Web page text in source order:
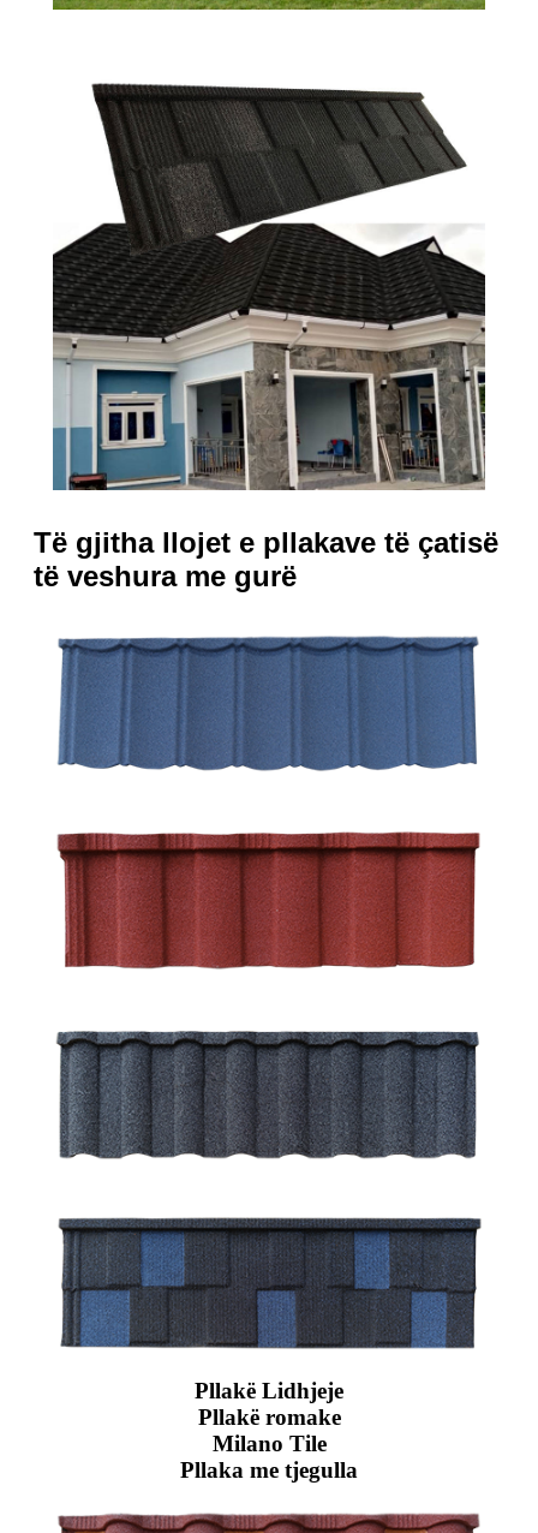
Të gjitha llojet e pllakave të çatisë
të veshura me gurë
Pllakë Lidhjeje
Pllakë romake
Milano Tile
Pllaka me tjegulla